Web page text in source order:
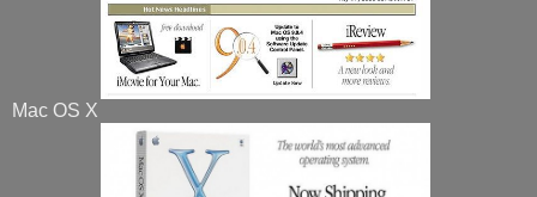
Mac OS X